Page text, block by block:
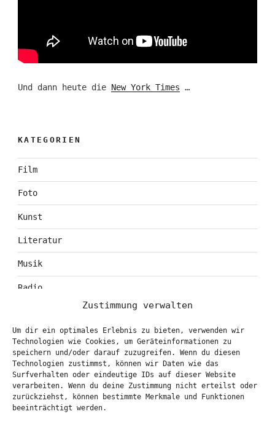
Zustimmung verwalten
Um dir ein optimales Erlebnis zu bieten, verwenden wir
Technologien wie Cookies, um Geräteinformationen zu
speichern und/oder darauf zuzugreifen. Wenn du diesen
Technologien zustimmst, können wir Daten wie das
Surfverhalten oder eindeutige IDs auf dieser Website
verarbeiten. Wenn du deine Zustimmung nicht erteilst oder
zurückziehst, können bestimmte Merkmale und Funktionen
beeinträchtigt werden.
Und dann heute die New York Times …
KATEGORIEN
Film
Foto
Kunst
Literatur
Musik
Radio
Theater
KONTAKT & BOOKING
info@marionbrasch.de